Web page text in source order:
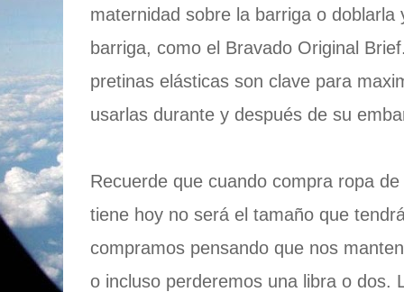
maternidad sobre la barriga o doblarla
barriga, como el Bravado Original
pretinas elásticas son clave para
usarlas durante y después de su
Recuerde que cuando compra ropa
tiene hoy no será el tamaño que
compramos pensando que nos
o incluso perderemos una libra o dos.